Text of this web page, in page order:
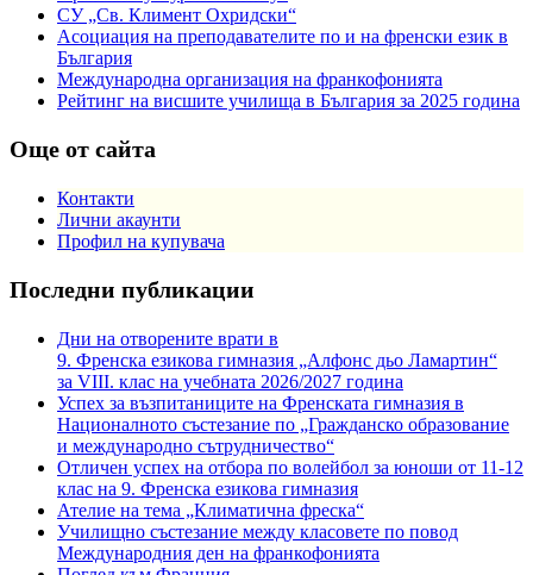
СУ „Св. Климент Охридски“
Асоциация на преподавателите по и на френски език в
България
Международна организация на франкофонията
Рейтинг на висшите училища в България за 2025 година
Още от сайта
Контакти
Лични акаунти
Профил на купувача
Последни публикации
Дни на отворените врати в
9. Френска езикова гимназия „Алфонс дьо Ламартин“
за VIII. клас на учебната 2026/2027 година
Успех за възпитаниците на Френската гимназия в
Националното състезание по „Гражданско образование
и международно сътрудничество“
Отличен успех на отбора по волейбол за юноши от 11-12
клас на 9. Френска езикова гимназия
Ателие на тема „Климатична фреска“
Училищно състезание между класовете по повод
Международния ден на франкофонията